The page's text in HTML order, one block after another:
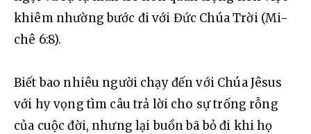
khiêm nhường bước đi với Đức Chúa Trời (Mi-
chê 6:8).
Biết bao nhiêu người chạy đến với Chúa Jêsus
với hy vọng tìm câu trả lời cho sự trống rỗng
của cuộc đời, nhưng lại buồn bã bỏ đi khi họ